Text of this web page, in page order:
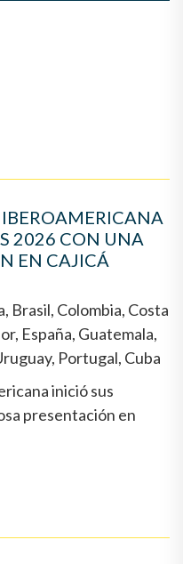
2026 CON UNA
EN CAJICÁ
Brasil, Colombia, Costa
España, Guatemala,
Portugal, Cuba
inició sus
presentación en